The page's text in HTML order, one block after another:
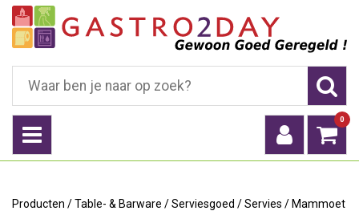
0
Producten /Table- & Barware /Serviesgoed /Servies / Mammoet